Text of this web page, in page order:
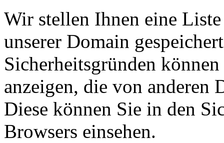
Wir stellen Ihnen eine
unserer Domain
Sicherheitsgründen
anzeigen, die von anderen
Diese können Sie in den
Browsers einsehen.